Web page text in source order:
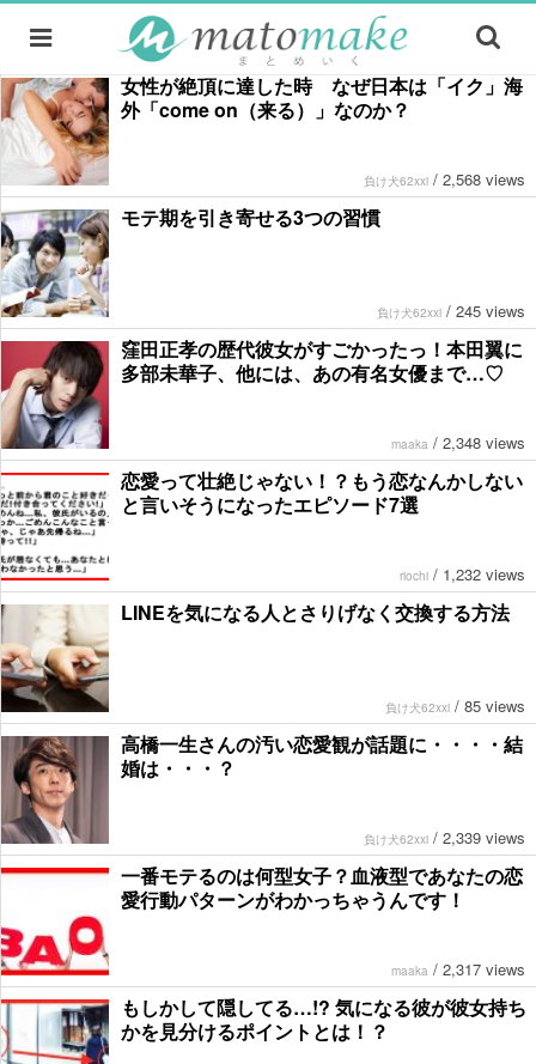
女性が絶頂に達した時 なぜ日本は「イク」海
外「come on（来る）」なのか？
負け犬62xxi / 2,568 views
モテ期を引き寄せる3つの習慣
負け犬62xxi / 245 views
窪田正孝の歴代彼女がすごかったっ！本田翼に
多部未華子、他には、あの有名女優まで…♡
maaka / 2,348 views
恋愛って壮絶じゃない！？もう恋なんかしない
と言いそうになったエピソード7選
riochi / 1,232 views
LINEを気になる人とさりげなく交換する方法
負け犬62xxi / 85 views
高橋一生さんの汚い恋愛観が話題に・・・・結
婚は・・・？
負け犬62xxi / 2,339 views
一番モテるのは何型女子？血液型であなたの恋
愛行動パターンがわかっちゃうんです！
maaka / 2,317 views
もしかして隠してる…!? 気になる彼が彼女持ち
かを見分けるポイントとは！？